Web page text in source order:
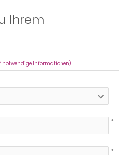
Ihrem
notwendige Informationen)
*
*